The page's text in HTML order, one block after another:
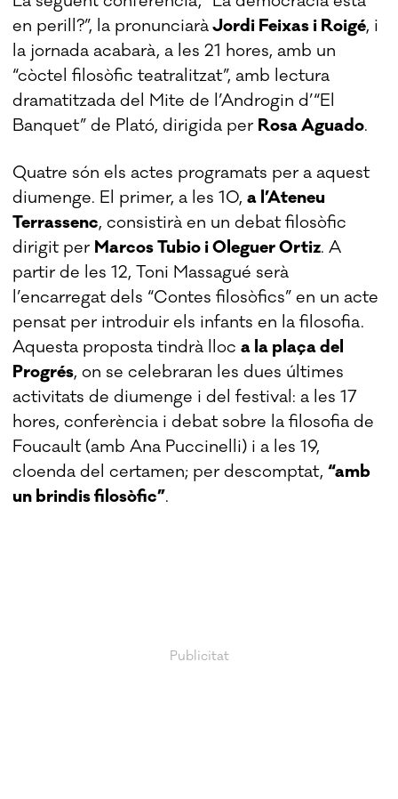
en perill?”, la pronunciaràJordi Feixas i Roigé, i
la jornada acabarà, a les 21 hores, amb un
“còctel filosòfic teatralitzat”, amb lectura
dramatitzada del Mite de l’Androgin d’“El
Banquet” de Plató, dirigida per Rosa Aguado.
Quatre són els actes programats per a aquest
diumenge. El primer, a les 10,a l’Ateneu
Terrassenc, consistirà en un debat filosòfic
dirigit per Marcos Tubio i Oleguer Ortiz. A
partir de les 12, Toni Massagué serà
l’encarregat dels “Contes filosòfics” en un acte
pensat per introduir els infants en la filosofia.
Aquesta proposta tindrà lloca la plaça del
Progrés, on se celebraran les dues últimes
activitats de diumenge i del festival: a les 17
hores, conferència i debat sobre la filosofia de
Foucault (amb Ana Puccinelli) i a les 19,
cloenda del certamen; per descomptat,“amb
un brindis filosòfic”.